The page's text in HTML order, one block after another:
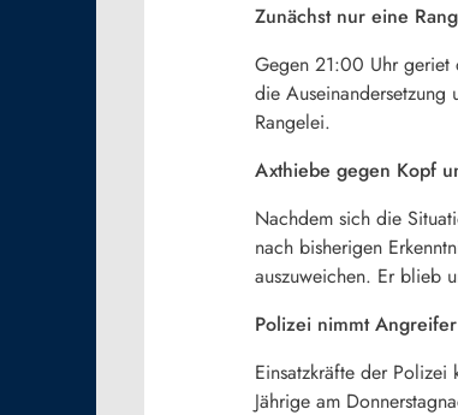
Zunächst nur eine
Gegen 21:00 Uhr geriet
die Auseinandersetzung
Rangelei.
Axthiebe gegen Kopf
Nachdem sich die
nach bisherigen
auszuweichen. Er blieb
Polizei nimmt
Einsatzkräfte der Polizei
Jährige am